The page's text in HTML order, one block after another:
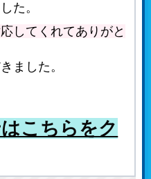
た。
してくれてありがと
ました。
こちらをク